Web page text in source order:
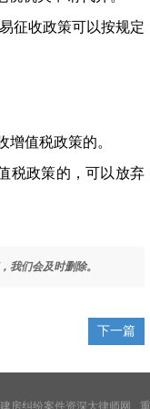
征收政策可以按规定
增值税政策的。
税政策的，可以放弃
我们会及时删除。
下一篇
房纠纷案件资深大律师网